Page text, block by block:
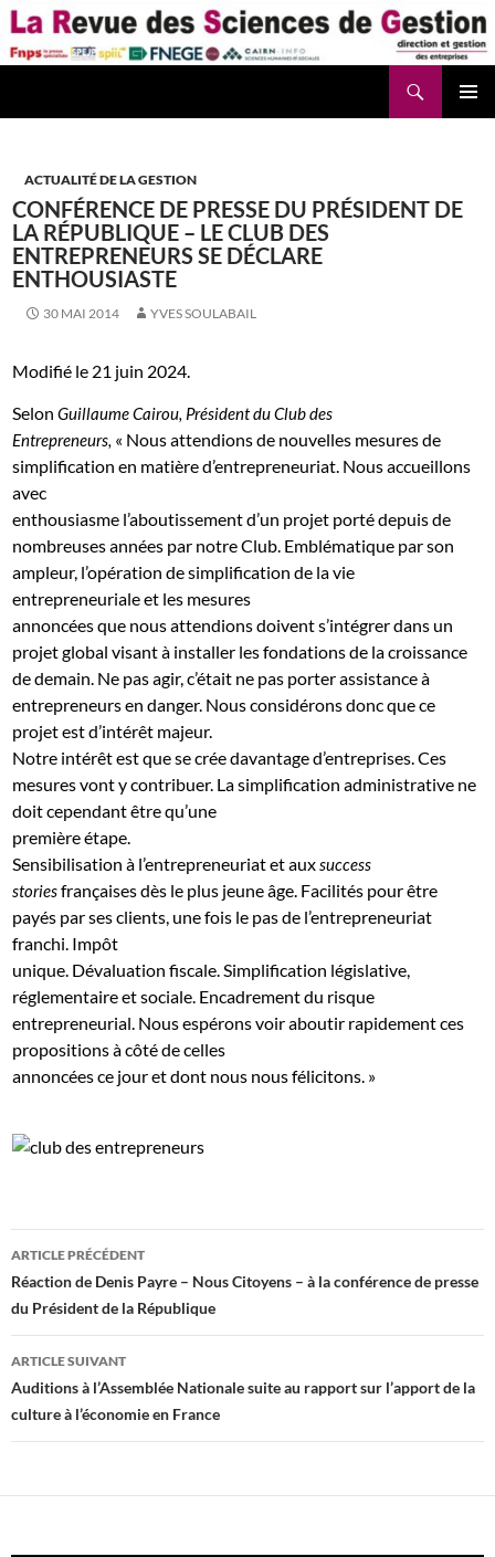
Aller
au
contenu
ACTUALITÉ DE LA GESTION
CONFÉRENCE DE PRESSE DU PRÉSIDENT DE
LA RÉPUBLIQUE – LE CLUB DES
ENTREPRENEURS SE DÉCLARE
ENTHOUSIASTE
30 MAI 2014 YVES SOULABAIL
Modifié le 21 juin 2024.
Selon Guillaume Cairou, Président du Club des
Entrepreneurs, « Nous attendions de nouvelles mesures de
simplification en matière d’entrepreneuriat. Nous accueillons
avec
enthousiasme l’aboutissement d’un projet porté depuis de
nombreuses années par notre Club. Emblématique par son
ampleur, l’opération de simplification de la vie
entrepreneuriale et les mesures
annoncées que nous attendions doivent s’intégrer dans un
projet global visant à installer les fondations de la croissance
de demain. Ne pas agir, c’était ne pas porter assistance à
entrepreneurs en danger. Nous considérons donc que ce
projet est d’intérêt majeur.
Notre intérêt est que se crée davantage d’entreprises. Ces
mesures vont y contribuer. La simplification administrative ne
doit cependant être qu’une
première étape.
Sensibilisation à l’entrepreneuriat et auxsuccess
storiesfrançaises dès le plus jeune âge. Facilités pour être
payés par ses clients, une fois le pas de l’entrepreneuriat
franchi. Impôt
unique. Dévaluation fiscale. Simplification législative,
réglementaire et sociale. Encadrement du risque
entrepreneurial. Nous espérons voir aboutir rapidement ces
propositions à côté de celles
annoncées ce jour et dont nous nous félicitons. »
Navigation
des
articles
ARTICLE PRÉCÉDENT
Réaction de Denis Payre – Nous Citoyens – à la conférence de presse
du Président de la République
ARTICLE SUIVANT
Auditions à l’Assemblée Nationale suite au rapport sur l’apport de la
culture à l’économie en France